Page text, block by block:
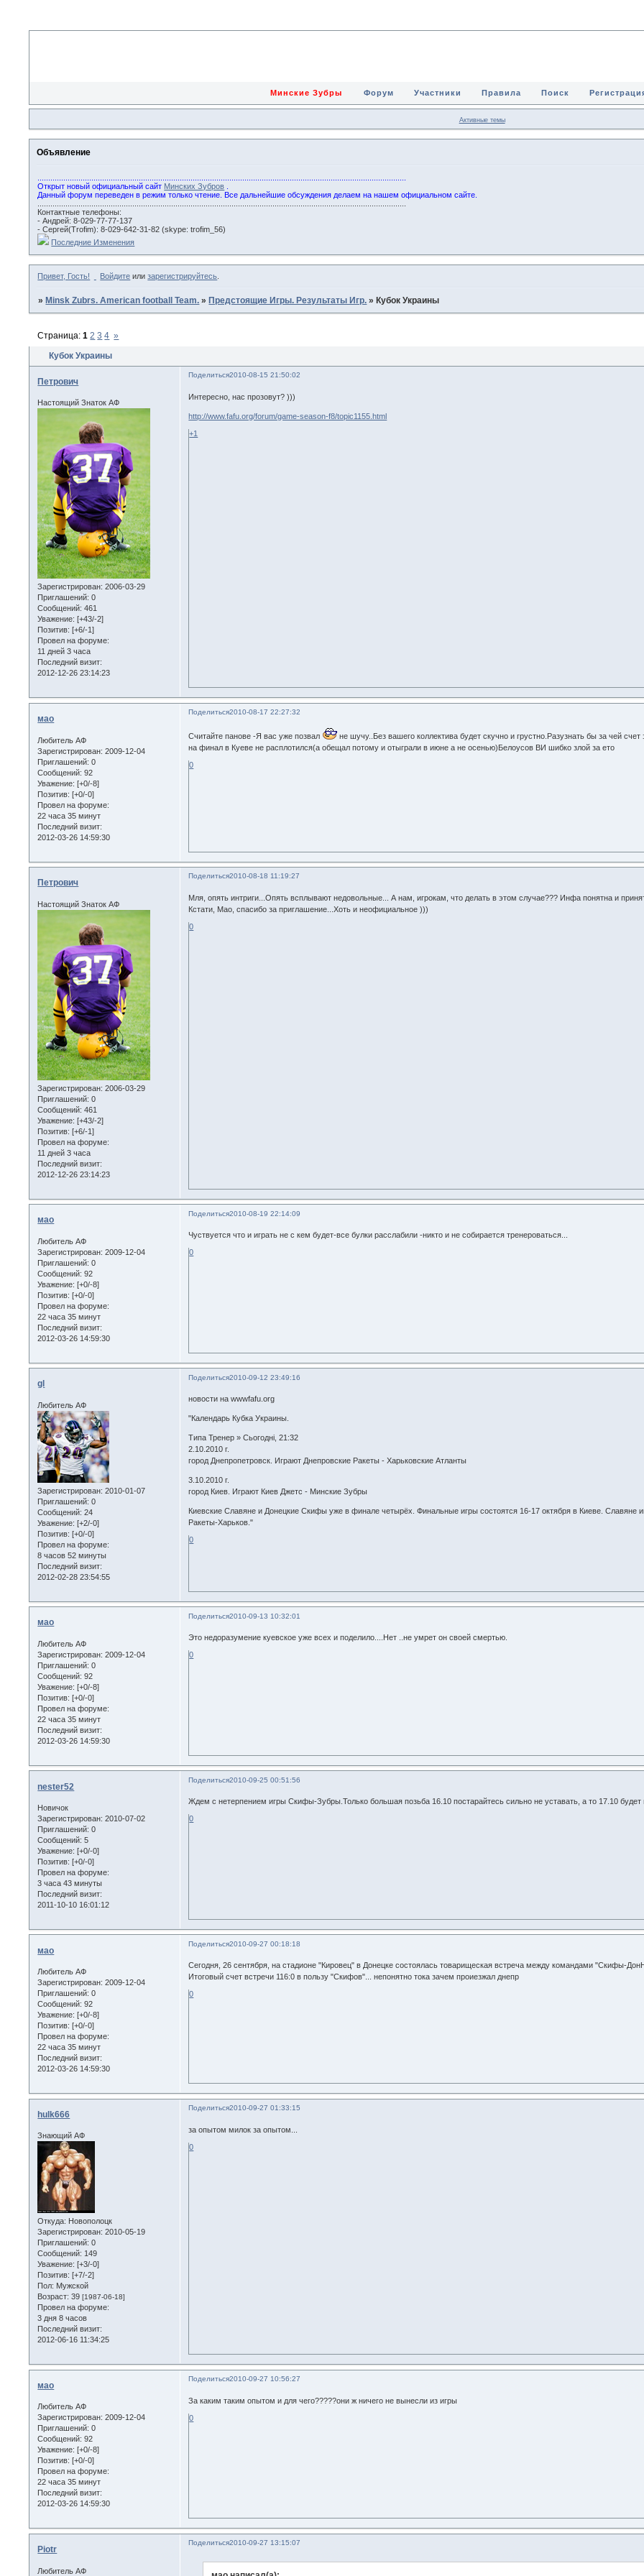
Минские Зубры Форум Участники Правила Поиск
Активные темы
Объявление
Открыт новый официальный сайт Минских Зубров
Данный форум переведен в режим только чтение. Все дальнейшие обсуждения делаем на нашем официальном сайте.
Контактные телефоны:
- Андрей: 8-029-77-77-137
- Сергей(Trofim): 8-029-642-31-82 (skype: trofim_56)
Последние Изменения
Привет, Гость! Войдите илизарегистрируйтесь
»Minsk Zubrs. American football Team. »Предстоящие Игры. Результаты Игр. »Кубок Украины
Кубок Украины
Страница:1 2 3 4 »
Поделиться2010-08-15 21:50:02
Петрович
Настоящий Знаток АФ
Зарегистрирован: 2006-03-29
Приглашений: 0
Сообщений: 461
Уважение: [+43/-2]
Позитив: [+6/-1]
Провел на форуме:
11 дней 3 часа
Последний визит:
2012-12-26 23:14:23
Интересно, нас прозовут? )))
http://www.fafu.org/forum/game-season-f8/topic1155.html
+1
Поделиться2010-08-17 22:27:32
мао
Любитель АФ
Зарегистрирован: 2009-12-04
Приглашений: 0
Сообщений: 92
Уважение: [+0/-8]
Позитив: [+0/-0]
Провел на форуме:
22 часа 35 минут
Последний визит:
2012-03-26 14:59:30
Считайте панове -Я вас уже позвал
не шучу..Без вашего коллектива будет скучно и грустно.Разузнать бы за чей
на финал в Куеве не расплотился(а обещал потому и отыграли в июне а не осенью)Белоусов ВИ шибко злой за ето
0
Поделиться2010-08-18 11:19:27
Петрович
Настоящий Знаток АФ
Зарегистрирован: 2006-03-29
Приглашений: 0
Сообщений: 461
Уважение: [+43/-2]
Позитив: [+6/-1]
Провел на форуме:
11 дней 3 часа
Последний визит:
2012-12-26 23:14:23
Мля, опять интриги...Опять всплывают недовольные... А нам, игрокам, что делать в этом случае??? Инфа понятна и
Кстати, Мао, спасибо за приглашение...Хоть и неофициальное )))
0
Поделиться2010-08-19 22:14:09
мао
Любитель АФ
Зарегистрирован: 2009-12-04
Приглашений: 0
Сообщений: 92
Уважение: [+0/-8]
Позитив: [+0/-0]
Провел на форуме:
22 часа 35 минут
Последний визит:
2012-03-26 14:59:30
Чуствуется что и играть не с кем будет-все булки расслабили -никто и не собирается тренероваться...
0
Поделиться2010-09-12 23:49:16
gl
Любитель АФ
Зарегистрирован: 2010-01-07
Приглашений: 0
Сообщений: 24
Уважение: [+2/-0]
Позитив: [+0/-0]
Провел на форуме:
8 часов 52 минуты
Последний визит:
2012-02-28 23:54:55
новости на wwwfafu.org
"Календарь Кубка Украины.
Типа Тренер » Сьогодні, 21:32
2.10.2010 г.
город Днепропетровск. Играют Днепровские Ракеты - Харьковские Атланты
3.10.2010 г.
город Киев. Играют Киев Джетс - Минские Зубры
Киевские Славяне и Донецкие Скифы уже в финале четырёх. Финальные игры состоятся 16-17 октября в Киеве. Славяне
Ракеты-Харьков."
0
Поделиться2010-09-13 10:32:01
мао
Любитель АФ
Зарегистрирован: 2009-12-04
Приглашений: 0
Сообщений: 92
Уважение: [+0/-8]
Позитив: [+0/-0]
Провел на форуме:
22 часа 35 минут
Последний визит:
2012-03-26 14:59:30
Это недоразумение куевское уже всех и поделило....Нет ..не умрет он своей смертью.
0
Поделиться2010-09-25 00:51:56
nester52
Новичок
Зарегистрирован: 2010-07-02
Приглашений: 0
Сообщений: 5
Уважение: [+0/-0]
Позитив: [+0/-0]
Провел на форуме:
3 часа 43 минуты
Последний визит:
2011-10-10 16:01:12
Ждем с нетерпением игры Скифы-Зубры.Только большая позьба 16.10 постарайтесь сильно не уставать, а то 17.10 будет
0
Поделиться2010-09-27 00:18:18
мао
Любитель АФ
Зарегистрирован: 2009-12-04
Приглашений: 0
Сообщений: 92
Уважение: [+0/-8]
Позитив: [+0/-0]
Провел на форуме:
22 часа 35 минут
Последний визит:
2012-03-26 14:59:30
Сегодня, 26 сентября, на стадионе "Кировец" в Донецке состоялась товарищеская встреча между командами "Скифы-
Итоговый счет встречи 116:0 в пользу "Скифов"... непонятно тока зачем проиезжал днепр
0
Поделиться2010-09-27 01:33:15
hulk666
Знающий АФ
Откуда: Новополоцк
Зарегистрирован: 2010-05-19
Приглашений: 0
Сообщений: 149
Уважение: [+3/-0]
Позитив: [+7/-2]
Пол: Мужской
Возраст: 39[1987-06-18]
Провел на форуме:
3 дня 8 часов
Последний визит:
2012-06-16 11:34:25
за опытом милок за опытом...
0
Поделиться2010-09-27 10:56:27
мао
Любитель АФ
Зарегистрирован: 2009-12-04
Приглашений: 0
Сообщений: 92
Уважение: [+0/-8]
Позитив: [+0/-0]
Провел на форуме:
22 часа 35 минут
Последний визит:
2012-03-26 14:59:30
За каким таким опытом и для чего?????они ж ничего не вынесли из игры
0
Поделиться2010-09-27 13:15:07
Piotr
Любитель АФ